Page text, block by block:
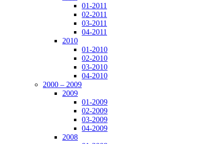
01-2011
02-2011
03-2011
04-2011
2010
01-2010
02-2010
03-2010
04-2010
2000 – 2009
2009
01-2009
02-2009
03-2009
04-2009
2008